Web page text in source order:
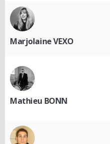
Marjolaine VEXO
Mathieu BONN